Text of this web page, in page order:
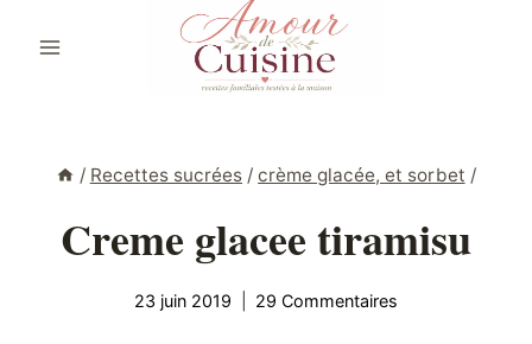
/ Recettes sucrées / crème glacée, et sorbet /
Creme glacee tiramisu
23 juin 2019 29 Commentaires